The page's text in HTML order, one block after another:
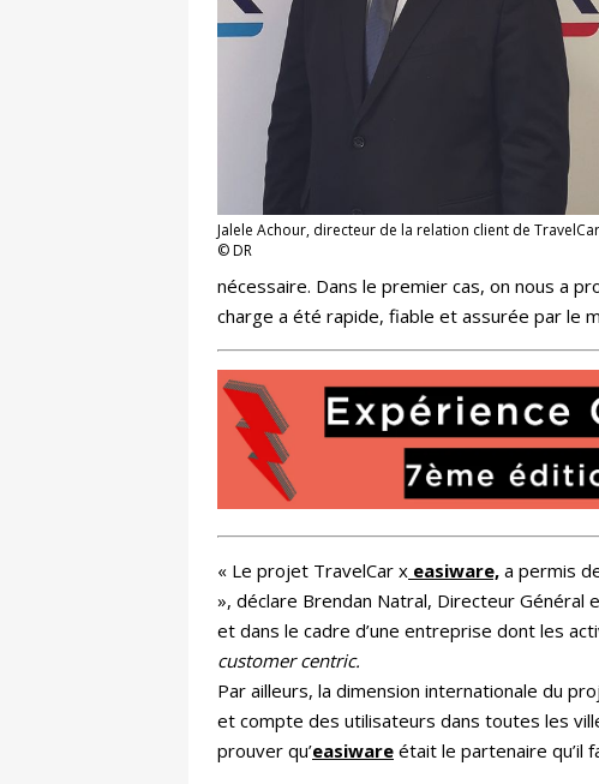
Jalele Achour, directeur de la relation client de
© DR
nécessaire. Dans le premier cas, on nous a
charge a été rapide, fiable et assurée par le
« Le projet TravelCar x easiware, a permis
», déclare Brendan Natral, Directeur Général
et dans le cadre d’une entreprise dont les
customer centric.
Par ailleurs, la dimension internationale du
et compte des utilisateurs dans toutes les
prouver qu’easiware était le partenaire qu’il